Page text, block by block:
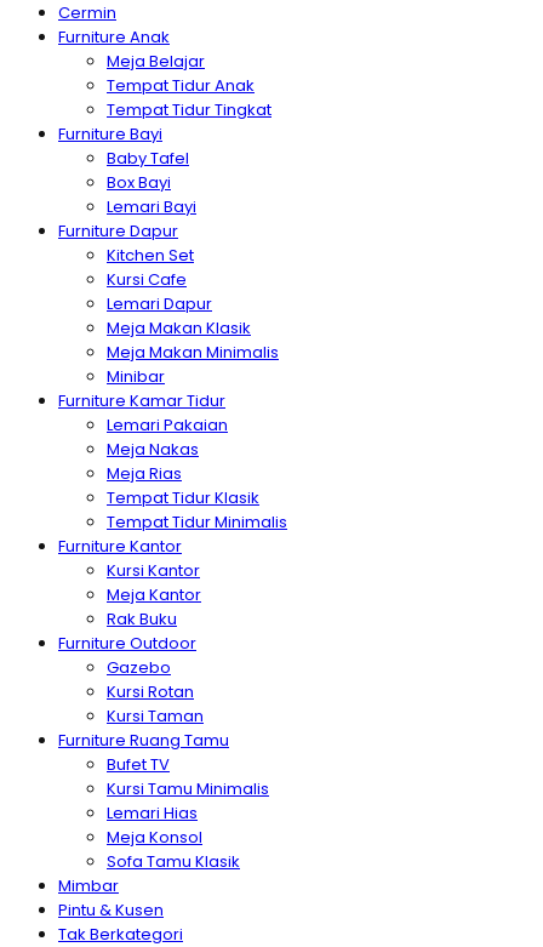
Cermin
Furniture Anak
Meja Belajar
Tempat Tidur Anak
Tempat Tidur Tingkat
Furniture Bayi
Baby Tafel
Box Bayi
Lemari Bayi
Furniture Dapur
Kitchen Set
Kursi Cafe
Lemari Dapur
Meja Makan Klasik
Meja Makan Minimalis
Minibar
Furniture Kamar Tidur
Lemari Pakaian
Meja Nakas
Meja Rias
Tempat Tidur Klasik
Tempat Tidur Minimalis
Furniture Kantor
Kursi Kantor
Meja Kantor
Rak Buku
Furniture Outdoor
Gazebo
Kursi Rotan
Kursi Taman
Furniture Ruang Tamu
Bufet TV
Kursi Tamu Minimalis
Lemari Hias
Meja Konsol
Sofa Tamu Klasik
Mimbar
Pintu & Kusen
Tak Berkategori